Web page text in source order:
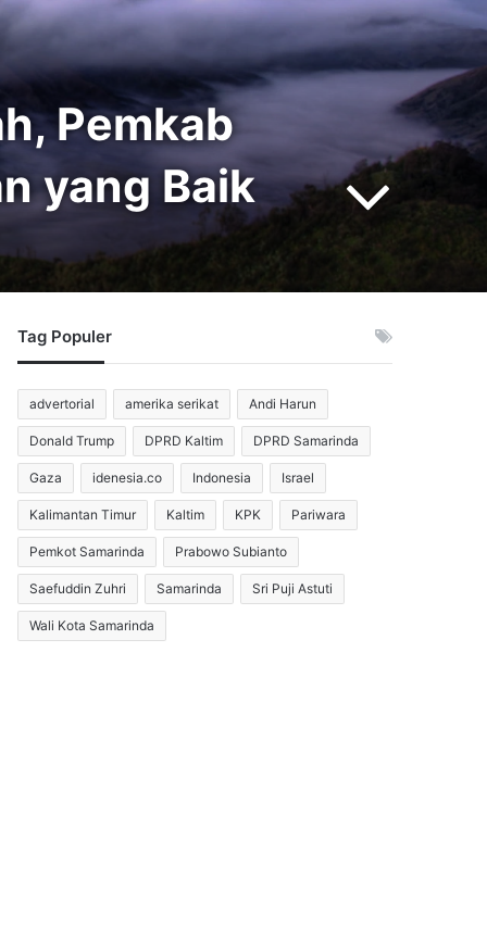
Pemkab
yang Baik
Tag Populer
advertorial amerika serikat Andi Harun
Donald Trump DPRD Kaltim DPRD Samarinda
Gaza idenesia.co Indonesia Israel
Kalimantan Timur Kaltim KPK Pariwara
Pemkot Samarinda Prabowo Subianto
Saefuddin Zuhri Samarinda Sri Puji Astuti
Wali Kota Samarinda